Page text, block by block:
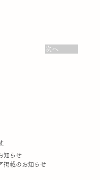
次へ
知らせ
掲載のお知らせ